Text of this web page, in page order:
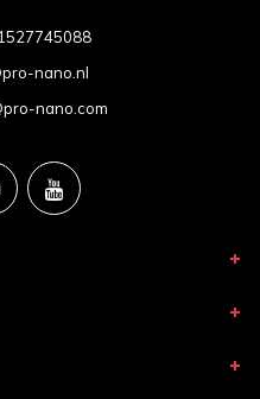
nano.nl
nano.com